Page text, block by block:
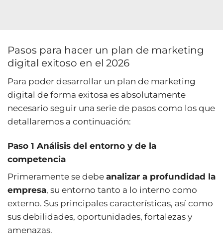
Pasos para hacer un plan de marketing
digital exitoso en el 2026
Para poder desarrollar un plan de marketing
digital de forma exitosa es absolutamente
necesario seguir una serie de pasos como los que
detallaremos a continuación:
Paso 1 Análisis del entorno y de la
competencia
Primeramente se debe analizar a profundidad la
empresa, su entorno tanto a lo interno como
externo. Sus principales características, así como
sus debilidades, oportunidades, fortalezas y
amenazas.